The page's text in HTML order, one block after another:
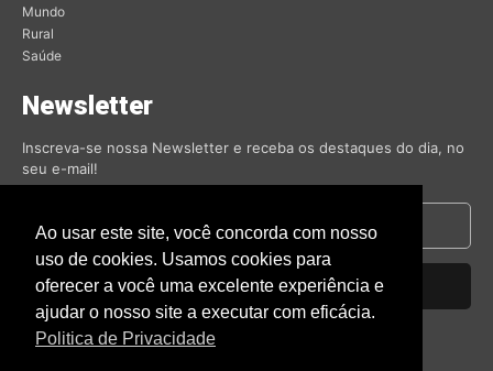
Mundo
Rural
Saúde
Newsletter
Inscreva-se nossa Newsletter e receba os destaques do dia, no
seu e-mail!
Inscrever-se
Nós respeitamos sua privacidade.
Ao usar este site, você concorda com nosso
uso de cookies. Usamos cookies para
oferecer a você uma excelente experiência e
ajudar o nosso site a executar com eficácia.
Politica de Privacidade